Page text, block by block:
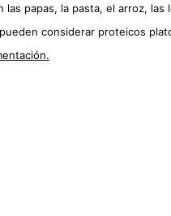
papas, la pasta, el arroz,
considerar proteicos